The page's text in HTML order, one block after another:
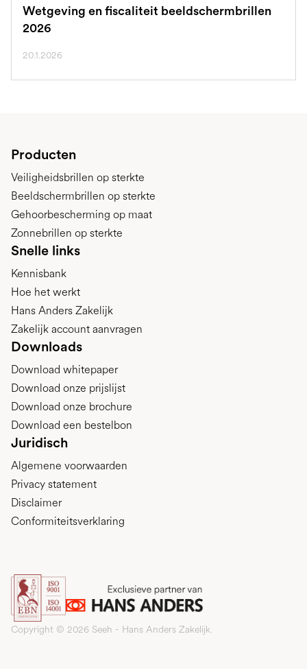
Wetgeving en fiscaliteit beeldschermbrillen
2026
20.1.2026
Producten
Veiligheidsbrillen op sterkte
Beeldschermbrillen op sterkte
Gehoorbescherming op maat
Zonnebrillen op sterkte
Snelle links
Kennisbank
Hoe het werkt
Hans Anders Zakelijk
Zakelijk account aanvragen
Downloads
Download whitepaper
Download onze prijslijst
Download onze brochure
Download een bestelbon
Juridisch
Algemene voorwaarden
Privacy statement
Disclaimer
Conformiteitsverklaring
Copyright © 2026 Seeh - Hans Anders Zakelijk.